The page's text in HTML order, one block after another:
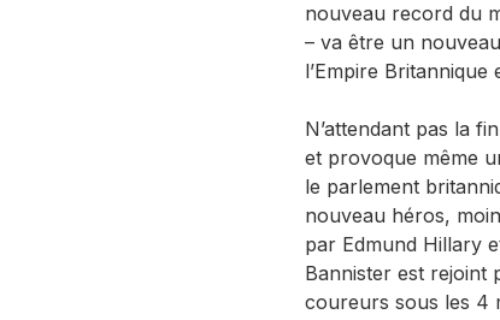
nouveau record du
– va être un
l’Empire
N’attendant pas la
et provoque même
le parlement
nouveau héros,
par Edmund Hillary
Bannister est rejoint
coureurs sous les 4